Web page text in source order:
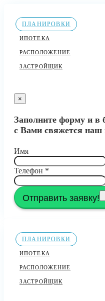
ПЛАНИРОВКИ
ИПОТЕКА
РАСПОЛОЖЕНИЕ
ЗАСТРОЙЩИК
×
Заполните форму и в
с Вами свяжется наш
Имя
Телефон *
Отправить заявку!
ПЛАНИРОВКИ
ИПОТЕКА
РАСПОЛОЖЕНИЕ
ЗАСТРОЙЩИК